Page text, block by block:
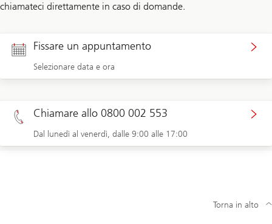
chiamateci direttamente in caso di domande.
Fissare un appuntamento
Selezionare data e ora
Chiamare allo 0800 002 553
Dal lunedì al venerdì, dalle 9:00 alle 17:00
Torna in alto